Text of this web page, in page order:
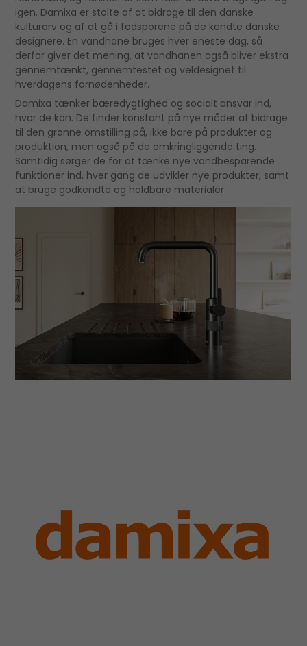
igen. Damixa er stolte af at bidrage til den danske
kulturarv og af at gå i fodsporene på de kendte danske
designere. En vandhane bruges hver eneste dag, så
derfor giver det mening, at vandhanen også bliver ekstra
gennemtænkt, gennemtestet og veldesignet til
hverdagens fornødenheder.
Damixa tænker bæredygtighed og socialt ansvar ind,
hvor de kan. De finder konstant på nye måder at bidrage
til den grønne omstilling på, ikke bare på produkter og
produktion, men også på de omkringliggende ting.
Samtidig sørger de for at tænke nye vandbesparende
funktioner ind, hver gang de udvikler nye produkter, samt
at bruge godkendte og holdbare materialer.